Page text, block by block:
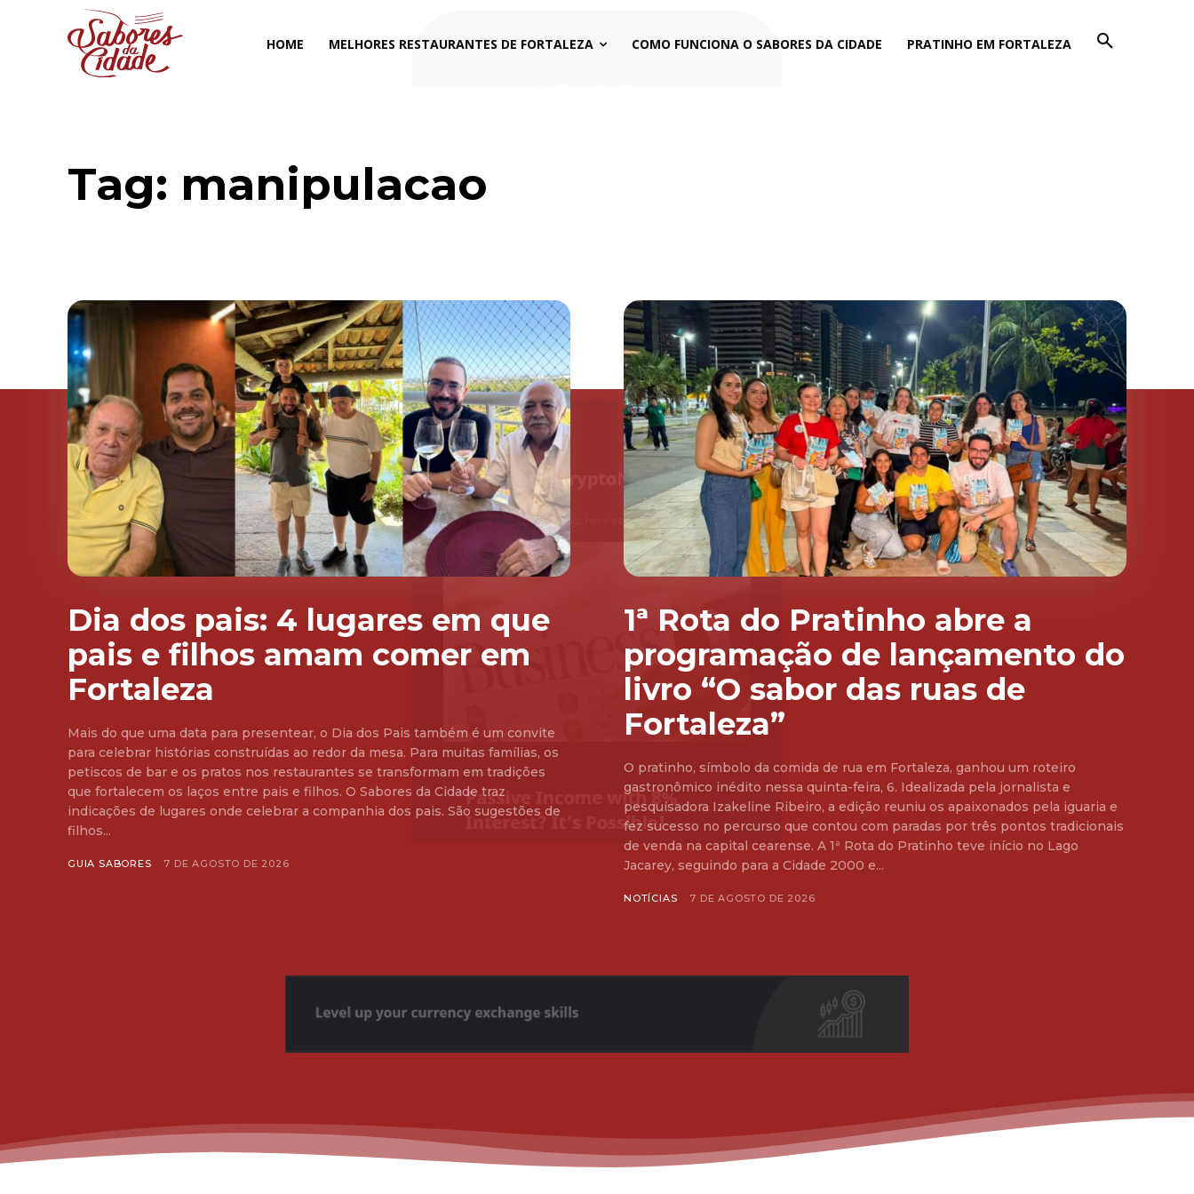
HOME MELHORES RESTAURANTES DE FORTALEZA COMO FUNCIONA O SABORES DA CIDADE PRATINHO EM FORTALEZA
Tag: manipulacao
Dia dos pais: 4 lugares em que
pais e filhos amam comer em
Fortaleza
Mais do que uma data para presentear, o Dia dos Pais também é um convite
para celebrar histórias construídas ao redor da mesa. Para muitas famílias, os
petiscos de bar e os pratos nos restaurantes se transformam em tradições
que fortalecem os laços entre pais e filhos. O Sabores da Cidade traz
indicações de lugares onde celebrar a companhia dos pais. São sugestões de
filhos...
GUIA SABORES 7 DE AGOSTO DE 2026
1ª Rota do Pratinho abre a
programação de lançamento do
livro “O sabor das ruas de
Fortaleza”
O pratinho, símbolo da comida de rua em Fortaleza, ganhou um roteiro
gastronômico inédito nessa quinta-feira, 6. Idealizada pela jornalista e
pesquisadora Izakeline Ribeiro, a edição reuniu os apaixonados pela iguaria e
fez sucesso no percurso que contou com paradas por três pontos tradicionais
de venda na capital cearense. A 1ª Rota do Pratinho teve início no Lago
Jacarey, seguindo para a Cidade 2000 e...
NOTÍCIAS 7 DE AGOSTO DE 2026